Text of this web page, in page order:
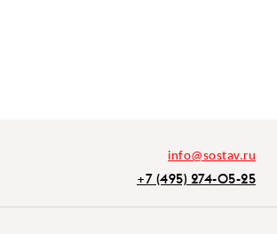
info@sostav.ru
+7 (495) 274-05-25